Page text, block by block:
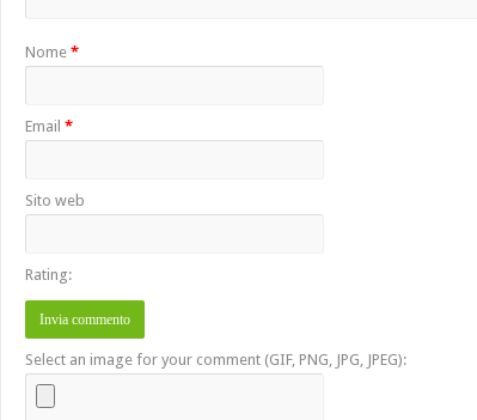
Nome *
Email *
Sito web
Rating:
Select an image for your comment (GIF, PNG, JPG, JPEG):